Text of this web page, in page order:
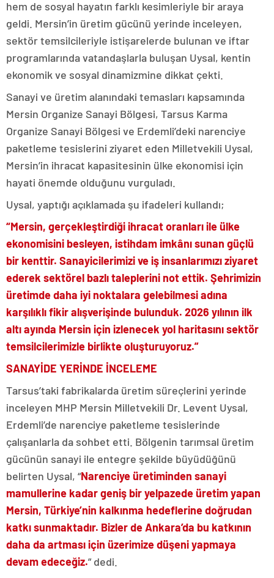
hem de sosyal hayatın farklı kesimleriyle bir araya
geldi. Mersin’in üretim gücünü yerinde inceleyen,
sektör temsilcileriyle istişarelerde bulunan ve iftar
programlarında vatandaşlarla buluşan Uysal, kentin
ekonomik ve sosyal dinamizmine dikkat çekti.
Sanayi ve üretim alanındaki temasları kapsamında
Mersin Organize Sanayi Bölgesi, Tarsus Karma
Organize Sanayi Bölgesi ve Erdemli’deki narenciye
paketleme tesislerini ziyaret eden Milletvekili Uysal,
Mersin’in ihracat kapasitesinin ülke ekonomisi için
hayati önemde olduğunu vurguladı.
Uysal, yaptığı açıklamada şu ifadeleri kullandı;
“Mersin, gerçekleştirdiği ihracat oranları ile ülke
ekonomisini besleyen, istihdam imkânı sunan güçlü
bir kenttir. Sanayicilerimizi ve iş insanlarımızı ziyaret
ederek sektörel bazlı taleplerini not ettik. Şehrimizin
üretimde daha iyi noktalara gelebilmesi adına
karşılıklı fikir alışverişinde bulunduk. 2026 yılının ilk
altı ayında Mersin için izlenecek yol haritasını sektör
temsilcilerimizle birlikte oluşturuyoruz.”
SANAYİDE YERİNDE İNCELEME
Tarsus’taki fabrikalarda üretim süreçlerini yerinde
inceleyen MHP Mersin Milletvekili Dr. Levent Uysal,
Erdemli’de narenciye paketleme tesislerinde
çalışanlarla da sohbet etti. Bölgenin tarımsal üretim
gücünün sanayi ile entegre şekilde büyüdüğünü
belirten Uysal, “Narenciye üretiminden sanayi
mamullerine kadar geniş bir yelpazede üretim yapan
Mersin, Türkiye’nin kalkınma hedeflerine doğrudan
katkı sunmaktadır. Bizler de Ankara’da bu katkının
daha da artması için üzerimize düşeni yapmaya
devam edeceğiz.” dedi.